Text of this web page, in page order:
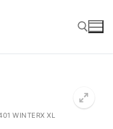
WINTERX XL